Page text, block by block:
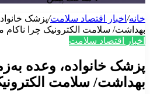
خانه/ اخبار اقتصاد سلامت/پزشک
بهداشت/ سلامت الکترونیک چرا ناکام
اخبار اقتصاد سلامت
پزشک خانواده، وعده‌
بهداشت/ سلامت